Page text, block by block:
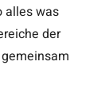
alles was
der